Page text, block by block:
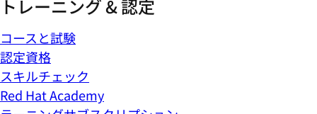
トレーニング & 認定
コースと試験
認定資格
スキルチェック
Red Hat Academy